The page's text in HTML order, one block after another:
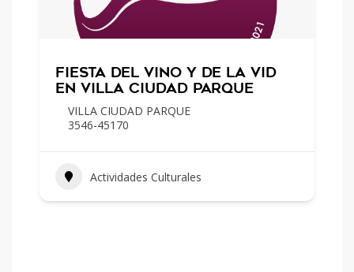
FIESTA DEL VINO Y DE LA VID
EN VILLA CIUDAD PARQUE
VILLA CIUDAD PARQUE
3546-45170
Actividades Culturales